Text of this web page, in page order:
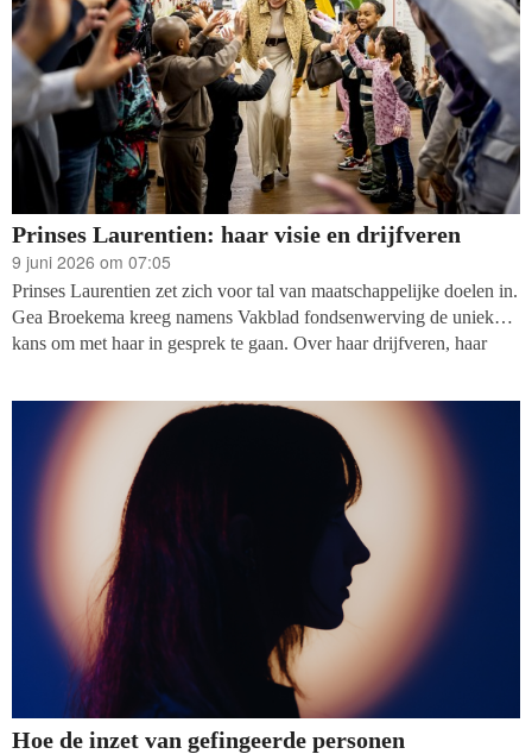
Prinses Laurentien: haar visie en drijfveren
9 juni 2026 om 07:05
Prinses Laurentien zet zich voor tal van maatschappelijke doelen in.
Gea Broekema kreeg namens Vakblad fondsenwerving de unieke
kans om met haar in gesprek te gaan. Over haar drijfveren, haar
verzamelde inventaris is veel te zien. De thee met paaseitjes staan
klaar, wel wat hoger neergezet vanwege de bejaarde labrador die
daar gezellig door het pand wandelt. De prinses, bijna zestig jaar,
barst van energie en heeft veel ideeën én daadkracht om de wereld
rechtvaardiger, inclusiever, eerlijker en gelijkwaardiger te maken.
Het gesprek leidt van Stichting Lezen en Schrijven naar
(Gelijk)waardig Herstel en haar number 5 foundation.
Hoe de inzet van gefingeerde personen